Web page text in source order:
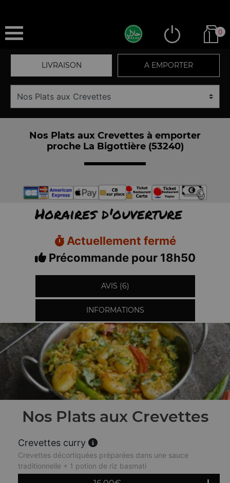
0
LIVRAISON A EMPORTER
Nos Plats aux Crevettes à emporter
proche La Bigottière (53240)
Horaires d'ouverture
Actuellement fermé
Précommande pour 18h50
AVIS (6)
INFORMATIONS
Nos Plats aux Crevettes
Crevettes curry
Crevettes décortiquées préparées dans une sauce
traditionnelle + 1 potion de riz basmati